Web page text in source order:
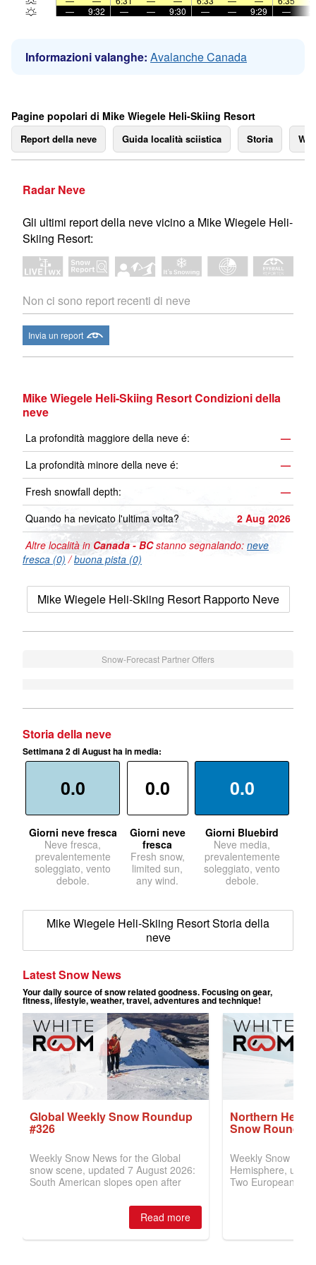
—
9:32 — — 9:30 — — 9:29 —
Informazioni valanghe: Avalanche Canada
Pagine popolari di Mike Wiegele Heli-Skiing Resort
Report della neve Guida località sciistica Storia
Radar Neve
Gli ultimi report della neve vicino a Mike Wiegele Heli-
Skiing Resort:
Non ci sono report recenti di neve
Invia un report
Mike Wiegele Heli-Skiing Resort Condizioni della
neve
La profondità maggiore della neve é:
—
La profondità minore della neve é:
—
Fresh snowfall depth:
—
Quando ha nevicato l'ultima volta?
2 Aug 2026
Altre località in Canada - BCstanno segnalando: neve
fresca (0) /buona pista (0)
Mike Wiegele Heli-Skiing Resort Rapporto Neve
Snow-Forecast Partner Offers
Storia della neve
Settimana 2 di August ha in media:
0.0
Giorni neve fresca
Neve fresca,
prevalentemente
soleggiato, vento
debole.
0.0
Giorni neve
fresca
Fresh snow,
limited sun,
any wind.
0.0
Giorni Bluebird
Neve media,
prevalentemente
soleggiato, vento
debole.
Mike Wiegele Heli-Skiing Resort Storia della
neve